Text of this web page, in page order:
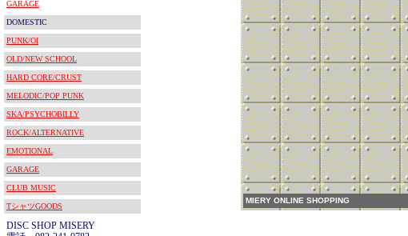
GARAGE
DOMESTIC
PUNK/OI
OLD/NEW SCHOOL
HARD CORE/CRUST
MELODIC/POP PUNK
SKA/PSYCHOBILLY
ROCK/ALTERNATIVE
EMOTIONAL
GARAGE
CLUB MUSIC
TシャツGOODS
DISC SHOP MISERY
MIERY ONLINE SHOPPING